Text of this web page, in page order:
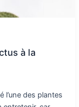
à la
l’une des plantes